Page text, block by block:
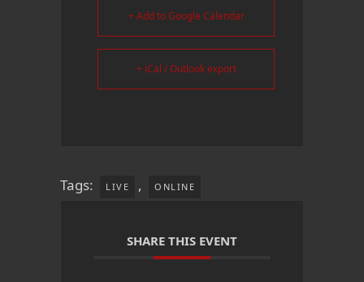
+ Add to Google Calendar
+ iCal / Outlook export
Tags: LIVE , ONLINE
SHARE THIS EVENT